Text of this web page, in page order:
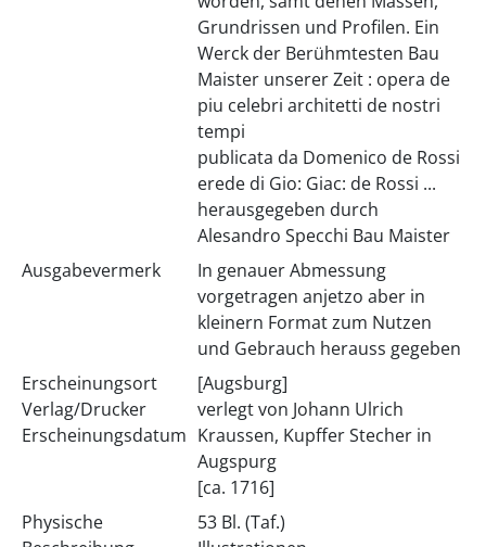
Grundrissen und Profilen. Ein
Werck der Berühmtesten Bau
Maister unserer Zeit : opera de
piu celebri architetti de nostri
tempi
publicata da Domenico de Rossi
erede di Gio: Giac: de Rossi ...
herausgegeben durch
Alesandro Specchi Bau Maister
Ausgabevermerk
In genauer Abmessung
vorgetragen anjetzo aber in
kleinern Format zum Nutzen
und Gebrauch herauss gegeben
Erscheinungsort
Verlag/Drucker
Erscheinungsdatum
[Augsburg]
verlegt von Johann Ulrich
Kraussen, Kupffer Stecher in
Augspurg
[ca. 1716]
Physische
53 Bl. (Taf.)